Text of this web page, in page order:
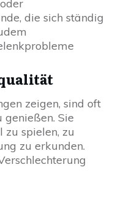
die sich ständig
zeigen, sind oft
genießen. Sie
spielen, zu
zu erkunden.